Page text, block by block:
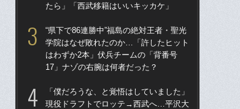
たら」「西武移籍はいいキッカケ」
“県下で86連勝中”福島の絶対王者・聖光
学院はなぜ敗れたのか…「許したヒット
はわずか2本」伏兵チームの「背番号
17」ナゾの右腕は何者だった？
「僕だろうな、と覚悟はしていました」
現役ドラフトでロッテ→西武へ…平沢大